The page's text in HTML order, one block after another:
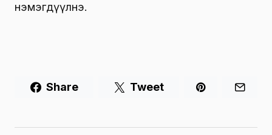
нэмэгдүүлнэ.
Share Tweet